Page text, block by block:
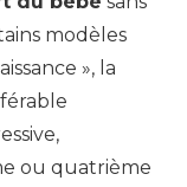
modèles
», la
ou quatrième